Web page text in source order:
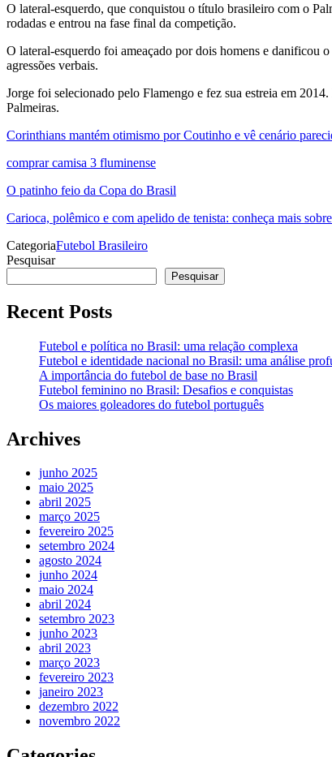
O lateral-esquerdo, que conquistou o título brasileiro com o
rodadas e entrou na fase final da competição.
O lateral-esquerdo foi ameaçado por dois homens e danificou
agressões verbais.
Jorge foi selecionado pelo Flamengo e fez sua estreia em
Palmeiras.
Corinthians mantém otimismo por Coutinho e vê cenário
comprar camisa 3 fluminense
O patinho feio da Copa do Brasil
Carioca, polêmico e com apelido de tenista: conheça mais
CategoriaFutebol Brasileiro
Pesquisar
Pesquisar
Recent Posts
Futebol e política no Brasil: uma relação complexa
Futebol e identidade nacional no Brasil: uma análise
A importância do futebol de base no Brasil
Futebol feminino no Brasil: Desafios e conquistas
Os maiores goleadores do futebol português
Archives
junho 2025
maio 2025
abril 2025
março 2025
fevereiro 2025
setembro 2024
agosto 2024
junho 2024
maio 2024
abril 2024
setembro 2023
junho 2023
abril 2023
março 2023
fevereiro 2023
janeiro 2023
dezembro 2022
novembro 2022